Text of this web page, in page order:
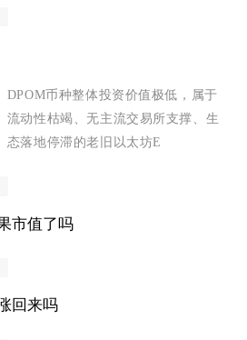
DPOM币种整体投资价值极低，属于
流动性枯竭、无主流交易所支撑、生
态落地停滞的老旧以太坊E
市值了吗
回来吗